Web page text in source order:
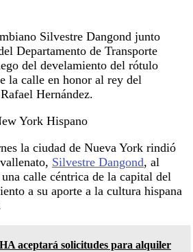
Silvestre Dangond junto
Departamento de Transporte
del develamiento del rótulo
la calle en honor al rey del
Hernández.
York Hispano
la ciudad de Nueva York rindió
Silvestre Dangond, al
calle céntrica de la capital del
a su aporte a la cultura hispana
aceptará solicitudes para alquiler